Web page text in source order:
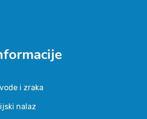
i zraka
nalaz